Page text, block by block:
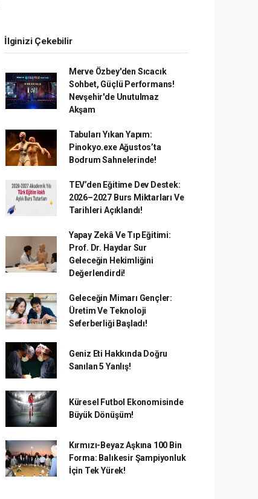
İlginizi Çekebilir
Merve Özbey'den Sıcacık
Sohbet, Güçlü Performans!
Nevşehir'de Unutulmaz
Akşam
Tabuları Yıkan Yapım:
Pinokyo.exe Ağustos’ta
Bodrum Sahnelerinde!
TEV’den Eğitime Dev Destek:
2026–2027 Burs Miktarları Ve
Tarihleri Açıklandı!
Yapay Zekâ Ve Tıp Eğitimi:
Prof. Dr. Haydar Sur
Geleceğin Hekimliğini
Değerlendirdi!
Geleceğin Mimarı Gençler:
Üretim Ve Teknoloji
Seferberliği Başladı!
Geniz Eti Hakkında Doğru
Sanılan 5 Yanlış!
Küresel Futbol Ekonomisinde
Büyük Dönüşüm!
Kırmızı-Beyaz Aşkına 100 Bin
Forma: Balıkesir Şampiyonluk
İçin Tek Yürek!